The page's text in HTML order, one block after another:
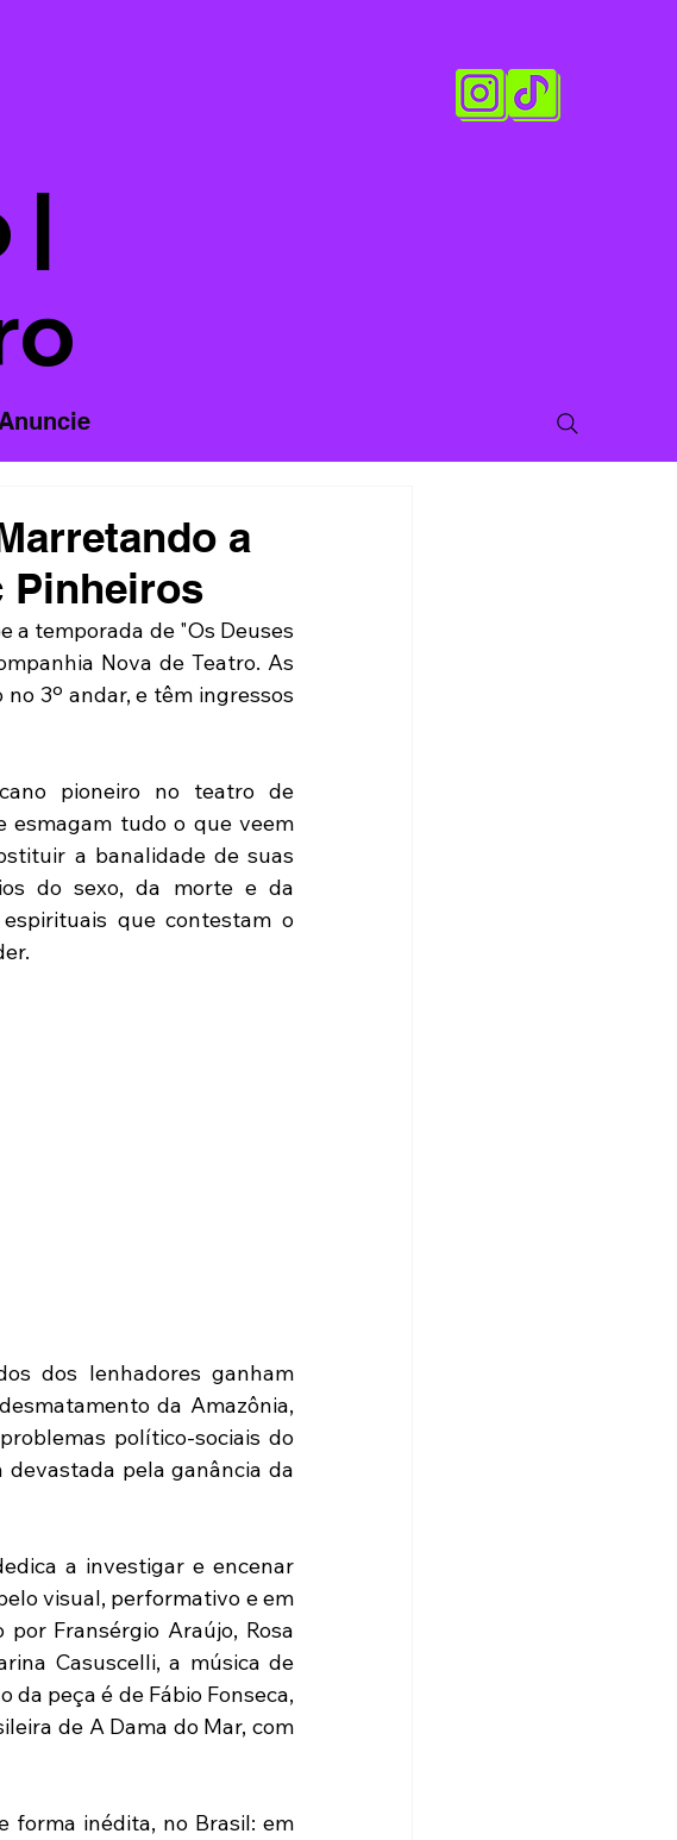
|
a
Pinheiros
a temporada de "Os Deuses
Nova de Teatro. As
3º andar, e têm ingressos
pioneiro no teatro de
esmagam tudo o que veem
a banalidade de suas
do sexo, da morte e da
que contestam o
dos lenhadores ganham
da Amazônia,
político-sociais do
pela ganância da
a investigar e encenar
visual, performativo e em
Fransérgio Araújo, Rosa
Casuscelli, a música de
peça é de Fábio Fonseca,
de A Dama do Mar, com
forma inédita, no Brasil: em